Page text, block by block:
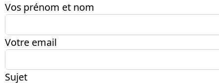
Vos prénom et nom
Votre email
Sujet